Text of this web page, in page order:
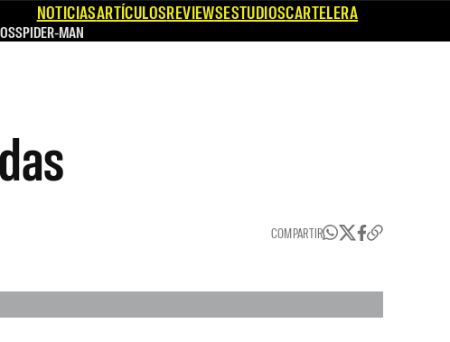
NOTICIASARTÍCULOSREVIEWSESTUDIOSCARTELERA
SPIDER-MAN
COMPARTIR